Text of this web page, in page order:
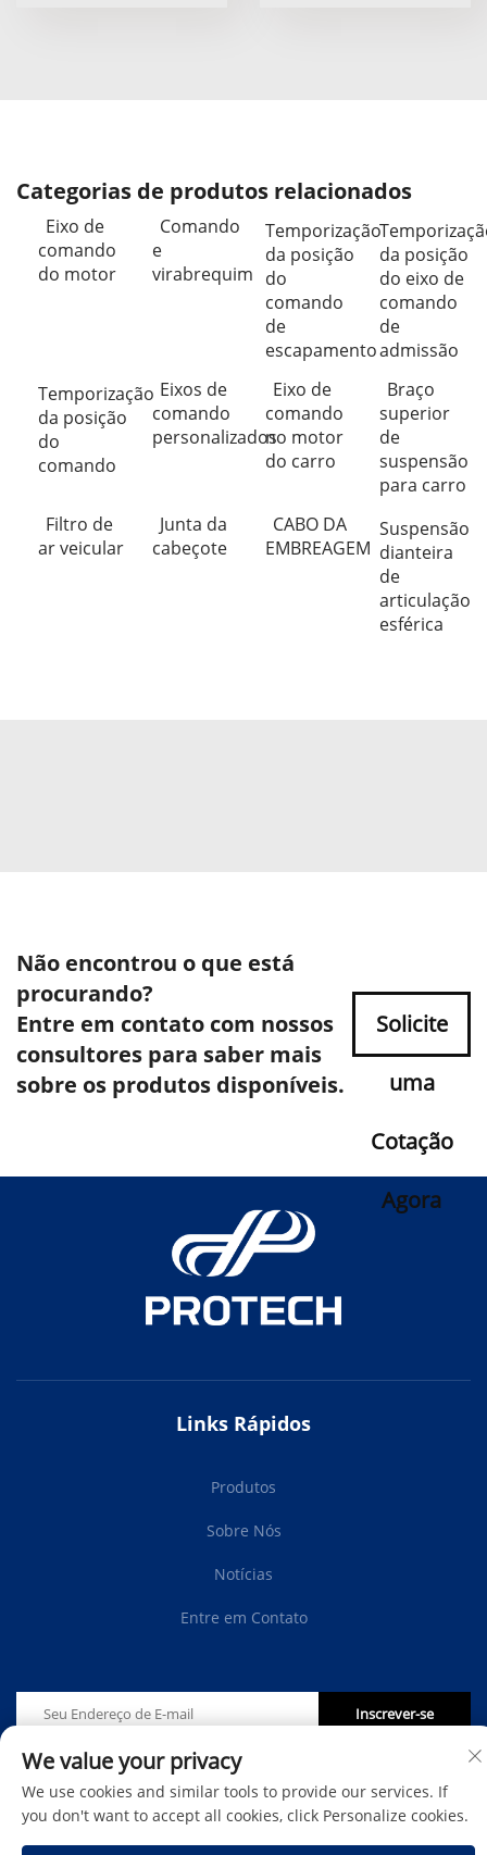
Categorias de produtos relacionados
Eixo de
comando
do motor
Comando
e
virabrequim
Temporização
da posição
do
comando
de
escapamento
da posição
do eixo de
comando
de
admissão
Temporização
da posição
do
comando
Eixos de
comando
personalizados
Eixo de
comando
no motor
do carro
Braço
superior
de
suspensão
para carro
Filtro de
ar veicular
Junta da
cabeçote
CABO DA
EMBREAGEM
Suspensão
dianteira
de
articulação
esférica
Não encontrou o que está
procurando?
Entre em contato com nossos
consultores para saber mais
sobre os produtos disponíveis.
Solicite
uma
Cotação
Agora
Links Rápidos
Produtos
Sobre Nós
Notícias
Entre em Contato
Inscrever-se
Direitos autorais © Protech Autoparts Co.,Ltd. Todos os
direitos reservados - Política de Privacidade - Blog
We value your privacy
We use cookies and similar tools to provide our services. If
you don't want to accept all cookies, click Personalize cookies.